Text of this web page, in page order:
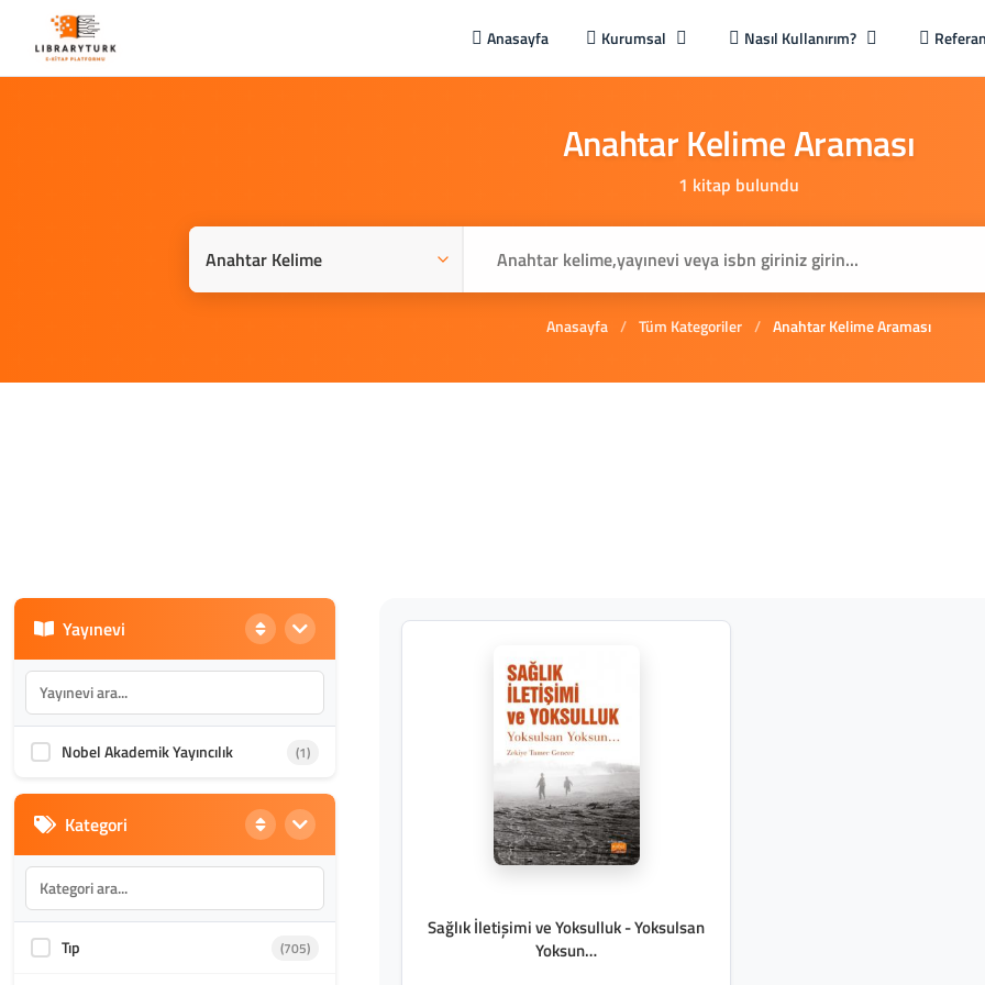
Anasayfa Kurumsal Nasıl Kullanırım?
AnahtarKelimeAraması
1 kitap bulundu
Anasayfa / Tüm Kategoriler / Anahtar Kelime Araması
Yayınevi
Nobel Akademik Yayıncılık (1)
Kategori
Tıp (705)
Sağlık İletişimi ve Yoksulluk - Yoksulsan
Yoksun…